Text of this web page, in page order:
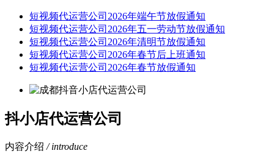
短视频代运营公司2026年端午节放假通知
短视频代运营公司2026年五一劳动节放假通知
短视频代运营公司2026年清明节放假通知
短视频代运营公司2026年春节后上班通知
短视频代运营公司2026年春节放假通知
抖小店代运营公司
内容介绍 / introduce